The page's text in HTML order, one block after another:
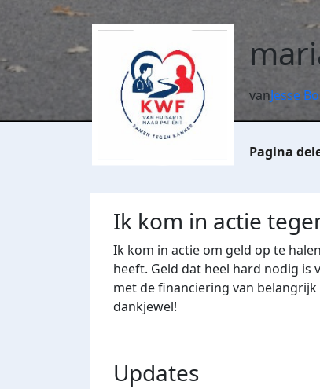
vanJesse
Ik kom in actie
Ik kom in actie om geld op te
heeft. Geld dat heel hard nodig is
met de financiering van belangrijk
dankjewel!
Updates